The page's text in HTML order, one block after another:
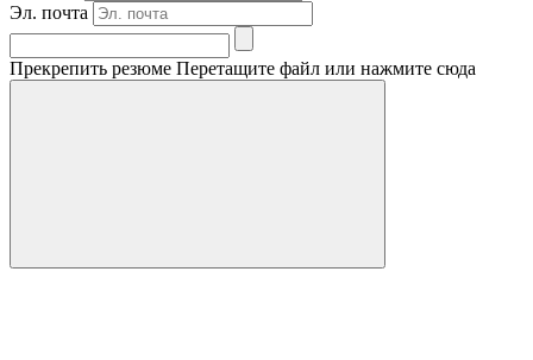
Эл. почта
Прекрепить резюме Перетащите файл или нажмите сюда